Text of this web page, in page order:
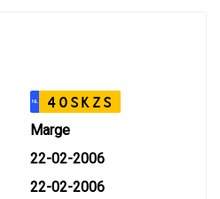
NL 40SKZS
Marge
22-02-2006
22-02-2006